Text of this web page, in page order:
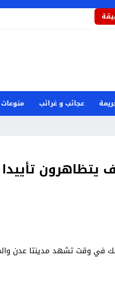
عجائب و غرائب
منوعات
يتظاهرون
في وقت تشهد مدينتا عدن